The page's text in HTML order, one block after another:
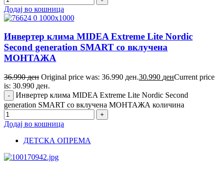
Додај во кошница
Инвертер клима MIDEA Extreme Lite Nordic
Second generation SMART со вклучена
МОНТАЖА
36.990ден Original price was: 36.990 ден.30.990 денCurrent price
is: 30.990 ден.
Инвертер клима MIDEA Extreme Lite Nordic Second
generation SMART со вклучена МОНТАЖА количина
Додај во кошница
ДЕТСКА ОПРЕМА